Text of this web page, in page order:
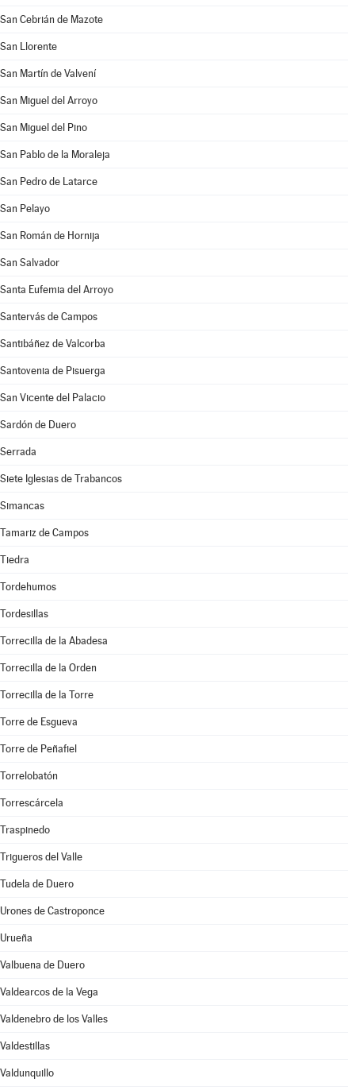
San Cebrián de Mazote
San Llorente
San Martín de Valvení
San Miguel del Arroyo
San Miguel del Pino
San Pablo de la Moraleja
San Pedro de Latarce
San Pelayo
San Román de Hornija
San Salvador
Santa Eufemia del Arroyo
Santervás de Campos
Santibáñez de Valcorba
Santovenia de Pisuerga
San Vicente del Palacio
Sardón de Duero
Serrada
Siete Iglesias de Trabancos
Simancas
Tamariz de Campos
Tiedra
Tordehumos
Tordesillas
Torrecilla de la Abadesa
Torrecilla de la Orden
Torrecilla de la Torre
Torre de Esgueva
Torre de Peñafiel
Torrelobatón
Torrescárcela
Traspinedo
Trigueros del Valle
Tudela de Duero
Urones de Castroponce
Urueña
Valbuena de Duero
Valdearcos de la Vega
Valdenebro de los Valles
Valdestillas
Valdunquillo